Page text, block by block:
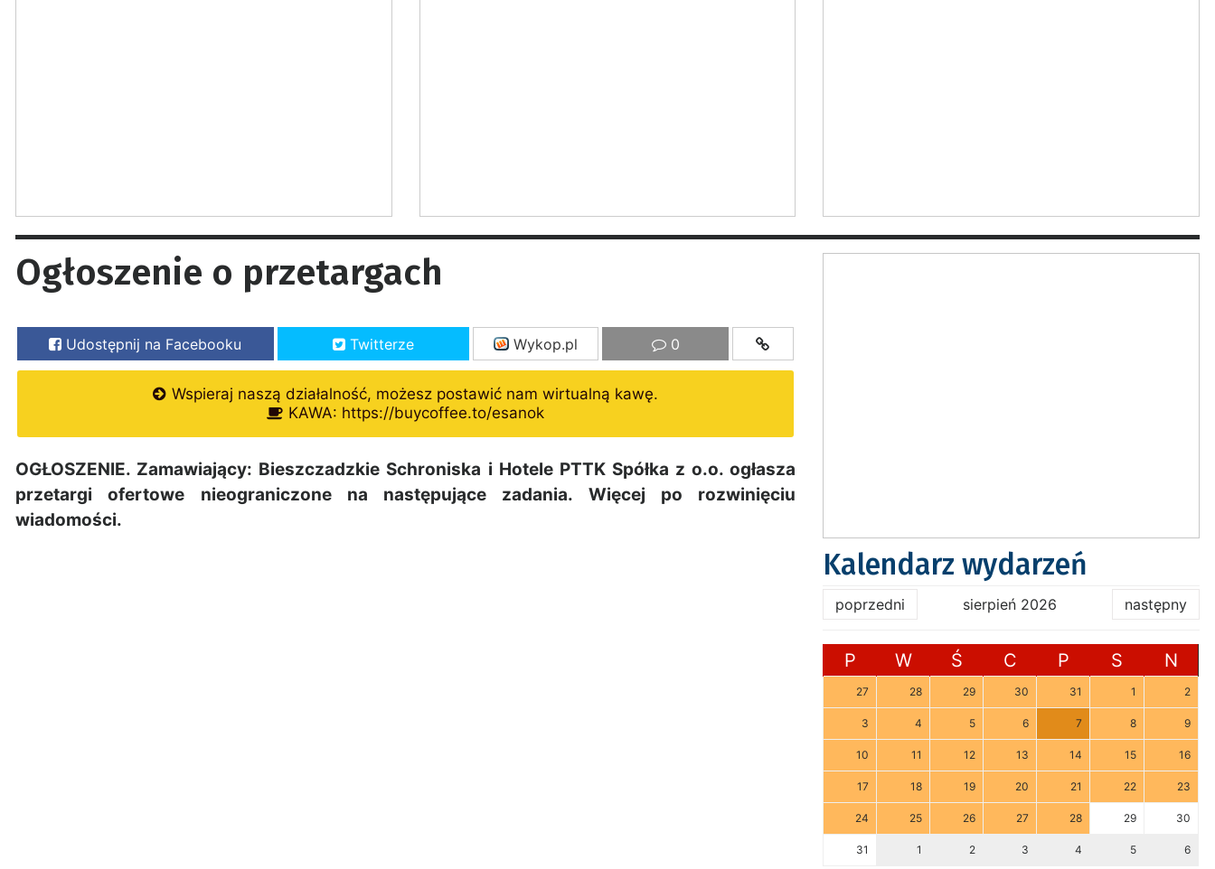
Ogłoszenie o przetargach
Udostępnij na Facebooku Twitterze Wykop.pl 0
Wspieraj naszą działalność, możesz postawić nam wirtualną kawę.
KAWA: https://buycoffee.to/esanok
OGŁOSZENIE. Zamawiający: Bieszczadzkie Schroniska i Hotele PTTK Spółka z o.o. ogłasza
przetargi ofertowe nieograniczone na następujące zadania. Więcej po rozwinięciu
wiadomości.
Kalendarz wydarzeń
poprzedni sierpień 2026 następny
P W Ś C P S N
27 28 29 30 31 1 2
3 4 5 6 7 8 9
10 11 12 13 14 15 16
17 18 19 20 21 22 23
24 25 26 27 28 29 30
31 1 2 3 4 5 6